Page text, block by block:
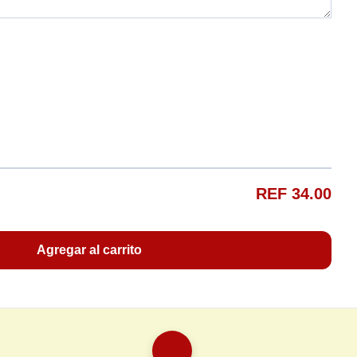
REF 34.00
Agregar al carrito